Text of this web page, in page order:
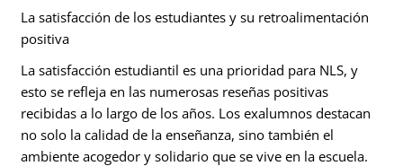
La satisfacción de los estudiantes y su retroalimentación
positiva
La satisfacción estudiantil es una prioridad para NLS, y
esto se refleja en las numerosas reseñas positivas
recibidas a lo largo de los años. Los exalumnos destacan
no solo la calidad de la enseñanza, sino también el
ambiente acogedor y solidario que se vive en la escuela.